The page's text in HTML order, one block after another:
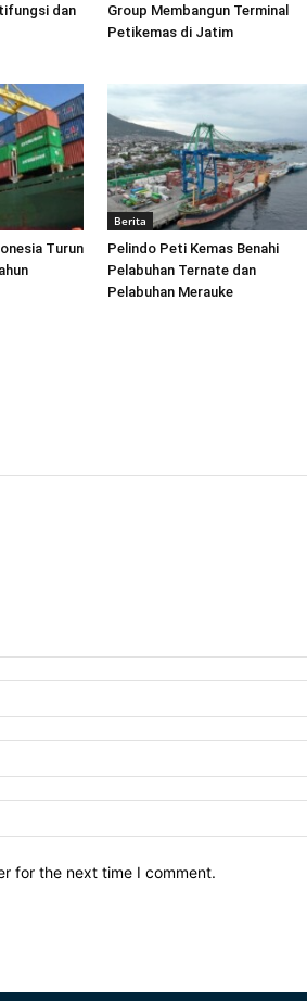
dan
Group Membangun Terminal
Petikemas di Jatim
Turun
Berita
Pelindo Peti Kemas Benahi
Pelabuhan Ternate dan
Pelabuhan Merauke
for the next time I comment.